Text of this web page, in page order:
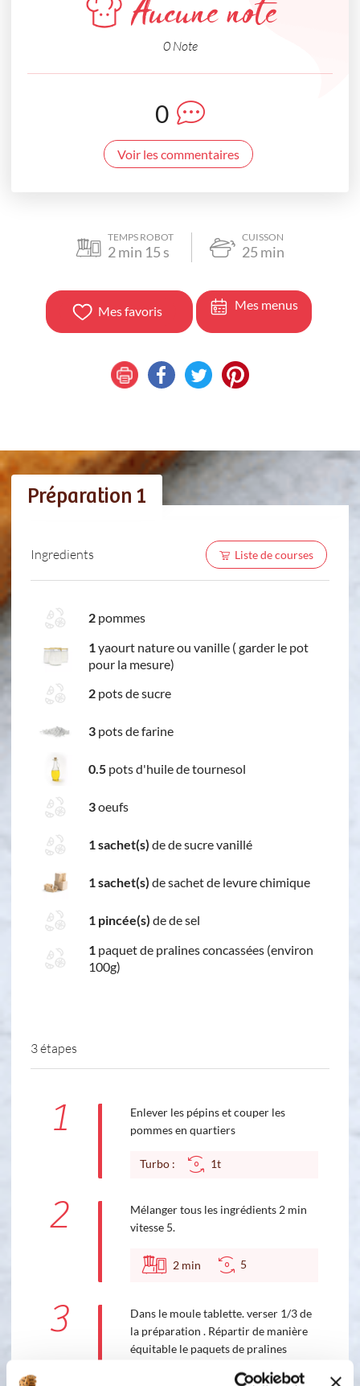
Aucune note
0 Note
0
Voir les commentaires
TEMPS ROBOT
2min 15 s
CUISSON
25 min
Mes favoris Mes menus
Préparation 1
Ingredients Liste de courses
2 pommes
1yaourt nature ou vanille ( garder le pot
pour la mesure)
2 pots de sucre
3 pots de farine
0.5 pots d'huile de tournesol
3oeufs
1 sachet(s) de de sucre vanillé
1 sachet(s) de sachet de levure chimique
1 pincée(s) de de sel
1 paquet de pralines concassées (environ
100g)
3 étapes
1
Enlever les pépins et couper les
pommes en quartiers
Turbo : 1t
2
Mélanger tous les ingrédients 2 min
vitesse 5.
2 min 5
3
Dans le moule tablette. verser 1/3 de
la préparation . Répartir de manière
équitable le paquets de pralines